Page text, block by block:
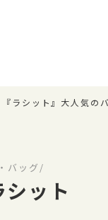
『ラシット』大人気の
バッグ/
シット